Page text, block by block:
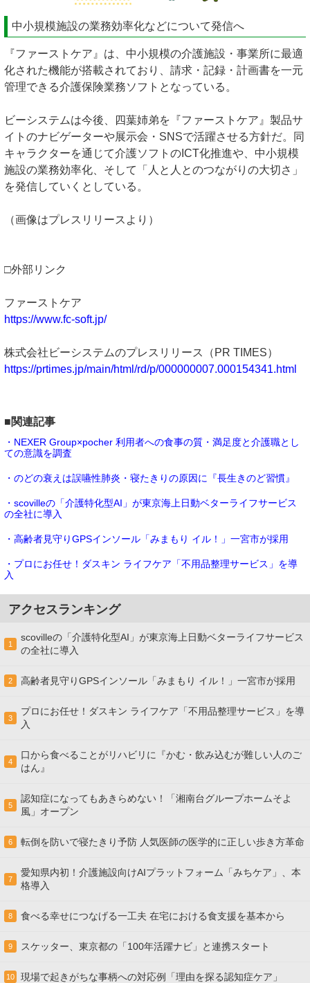
中小規模施設の業務効率化などについて発信へ
『ファーストケア』は、中小規模の介護施設・事業所に最適
化された機能が搭載されており、請求・記録・計画書を一元
管理できる介護保険業務ソフトとなっている。
ビーシステムは今後、四葉姉弟を『ファーストケア』製品サ
イトのナビゲーターや展示会・SNSで活躍させる方針だ。同
キャラクターを通じて介護ソフトのICT化推進や、中小規模
施設の業務効率化、そして「人と人とのつながりの大切さ」
を発信していくとしている。
（画像はプレスリリースより）
□外部リンク
ファーストケア
https://www.fc-soft.jp/
株式会社ビーシステムのプレスリリース（PR TIMES）
https://prtimes.jp/main/html/rd/p/000000007.000154341.html
■関連記事
・NEXER Group×pocher 利用者への食事の質・満足度と介護職とし
ての意識を調査
・のどの衰えは誤嚥性肺炎・寝たきりの原因に『長生きのど習慣』
・scovilleの「介護特化型AI」が東京海上日動ベターライフサービス
の全社に導入
・高齢者見守りGPSインソール「みまもり イル！」一宮市が採用
・プロにお任せ！ダスキン ライフケア「不用品整理サービス」を導
入
アクセスランキング
1
scovilleの「介護特化型AI」が東京海上日動ベターライフサービス
の全社に導入
2 高齢者見守りGPSインソール「みまもり イル！」一宮市が採用
3
プロにお任せ！ダスキン ライフケア「不用品整理サービス」を導
入
4
口から食べることがリハビリに『かむ・飲み込むが難しい人のご
はん』
5
認知症になってもあきらめない！「湘南台グループホームそよ
風」オープン
6 転倒を防いで寝たきり予防 人気医師の医学的に正しい歩き方革命
7
愛知県内初！介護施設向けAIプラットフォーム「みちケア」、本
格導入
8 食べる幸せにつなげる一工夫 在宅における食支援を基本から
9 スケッター、東京都の「100年活躍ナビ」と連携スタート
10 現場で起きがちな事柄への対応例「理由を探る認知症ケア」